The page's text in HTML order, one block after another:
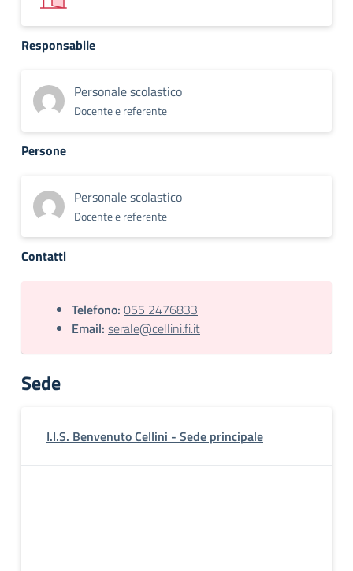
Responsabile
Personale scolastico
Docente e referente
Persone
Personale scolastico
Docente e referente
Contatti
Telefono: 055 2476833
Email: serale@cellini.fi.it
Sede
I.I.S. Benvenuto Cellini - Sede principale